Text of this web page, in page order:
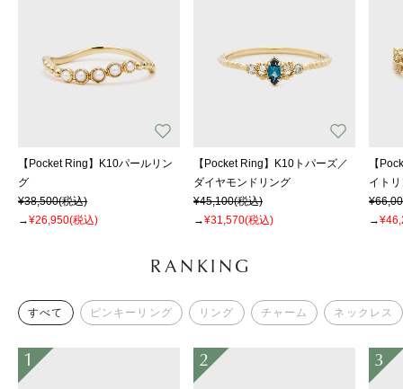
【Pocket Ring】K10パールリン
グ
¥38,500(税込)
→¥26,950(税込)
【Pocket Ring】K10トパーズ／
ダイヤモンドリング
¥45,100(税込)
→¥31,570(税込)
【
イト
→
RANKING
すべて ピンキーリング リング チャーム ネックレス
1 2 3